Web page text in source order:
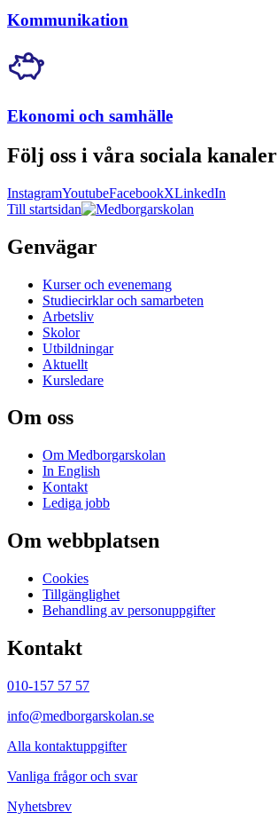
Kommunikation
Ekonomi och samhälle
Följ oss i våra sociala kanaler
InstagramYoutubeFacebookXLinkedIn
Till startsidan
Genvägar
Kurser och evenemang
Studiecirklar och samarbeten
Arbetsliv
Skolor
Utbildningar
Aktuellt
Kursledare
Om oss
Om Medborgarskolan
In English
Kontakt
Lediga jobb
Om webbplatsen
Cookies
Tillgänglighet
Behandling av personuppgifter
Kontakt
010-157 57 57
info@medborgarskolan.se
Alla kontaktuppgifter
Vanliga frågor och svar
Nyhetsbrev